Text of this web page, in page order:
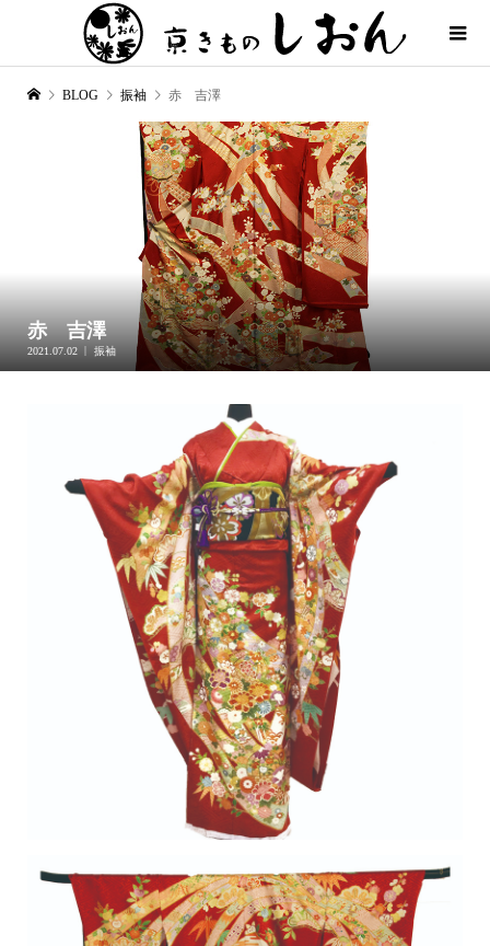
BLOG 振袖 赤 吉澤
赤 吉澤
2021.07.02 振袖